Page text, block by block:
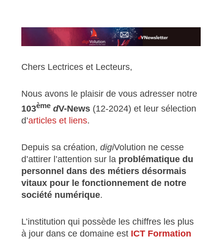
Chers Lectrices et Lecteurs,
Nous avons le plaisir de vous adresser notre
103ème dV-News (12-2024) et leur sélection
d’articles et liens.
Depuis sa création, digiVolution ne cesse
d’attirer l’attention sur la problématique du
personnel dans des métiers désormais
vitaux pour le fonctionnement de notre
société numérique.
L’institution qui possède les chiffres les plus
à jour dans ce domaine est ICT Formation